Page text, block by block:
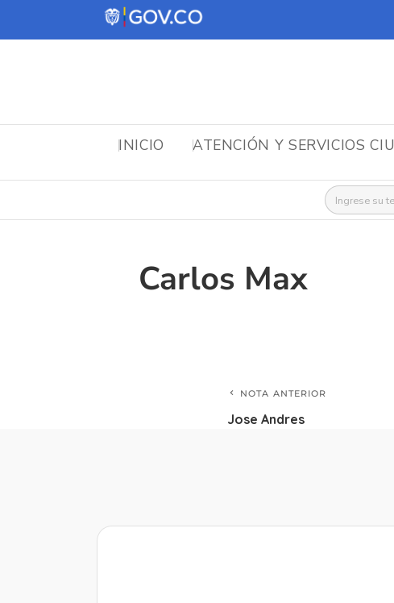
INICIO ATENCIÓN Y SERVICIOS
Buscar:
Carlos Max
NOTA ANTERIOR
Jose Andres